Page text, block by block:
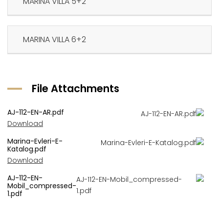
6+2 MARINA VILLA
File Attachments
AJ-112-EN-AR.pdf
Download
Marina-Evleri-E-
Katalog.pdf
Download
AJ-112-EN-
Mobil_compressed-
1.pdf